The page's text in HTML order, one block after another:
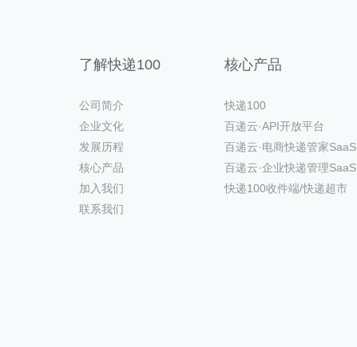
了解快递100
公司简介
企业文化
发展历程
核心产品
加入我们
联系我们
核心产品
快递100
百递云·API开放平台
百递云·电商快递管家SaaS
百递云·企业快递管理SaaS
快递100收件端/快递超市